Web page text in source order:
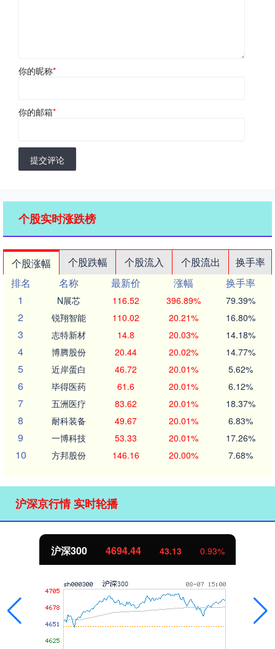
你的昵称*
你的邮箱*
提交评论
个股实时涨跌榜
个股涨幅 个股跌幅 个股流入 个股流出
换手率
排名
名称 最新价 涨幅
换手率
1
N展芯 116.52 396.89% 79.39%
2 锐翔智能 110.02 20.21% 16.80%
3 志特新材 14.8 20.03% 14.18%
4 博腾股份 20.44 20.02% 14.77%
5 近岸蛋白 46.72 20.01% 5.62%
6 毕得医药 61.6 20.01% 6.12%
7 五洲医疗 83.62 20.01% 18.37%
8 耐科装备 49.67 20.01% 6.83%
9 一博科技 53.33 20.01% 17.26%
10 方邦股份 146.16 20.00% 7.68%
沪深京行情 实时轮播
沪深300 4694.44 43.13 0.93%